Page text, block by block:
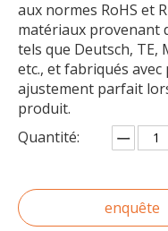
aux normes RoHS et
matériaux provenant
tels que Deutsch, TE,
etc., et fabriqués
ajustement parfait
produit.
Quantité:
enquête